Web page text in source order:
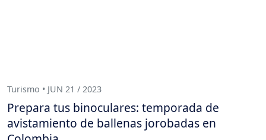
Turismo • JUN 21 / 2023
Prepara tus binoculares: temporada de
avistamiento de ballenas jorobadas en